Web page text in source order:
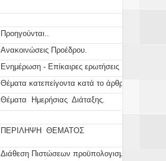
Προηγούνται..
Ανακοινώσεις Προέδρου.
Ενημέρωση - Επίκαιρες ερωτήσεις Μελών Ο.Ε.
Θέματα κατεπείγοντα κατά το άρθρο:75 παρ.3
Θέματα Ημερήσιας Διάταξης.
ΠΕΡΙΛΗΨΗ ΘΕΜΑΤΟΣ
Διάθεση Πιστώσεων προϋπολογισμού, έτους